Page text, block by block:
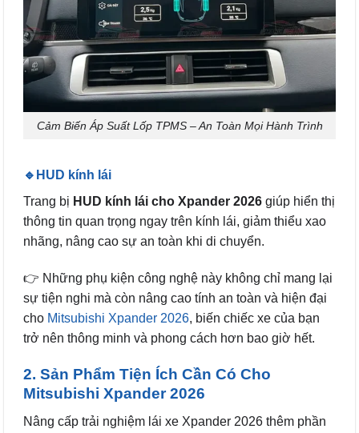
Cảm Biến Áp Suất Lốp TPMS – An Toàn Mọi Hành Trình
🔹HUD kính lái
Trang bị HUD kính lái cho Xpander 2026 giúp hiển thị
thông tin quan trọng ngay trên kính lái, giảm thiểu xao
nhãng, nâng cao sự an toàn khi di chuyển.
👉 Những phụ kiện công nghệ này không chỉ mang lại
sự tiện nghi mà còn nâng cao tính an toàn và hiện đại
cho Mitsubishi Xpander 2026, biến chiếc xe của bạn
trở nên thông minh và phong cách hơn bao giờ hết.
2. Sản Phẩm Tiện Ích Cần Có Cho
Mitsubishi Xpander 2026
Nâng cấp trải nghiệm lái xe Xpander 2026 thêm phần